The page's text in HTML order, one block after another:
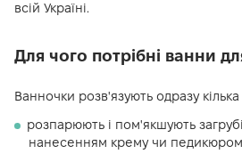
всій Україні.
Для чого потрібні ванни
Ванночки розв'язують одразу кілька
розпарюють і пом'якшують
нанесенням крему чи